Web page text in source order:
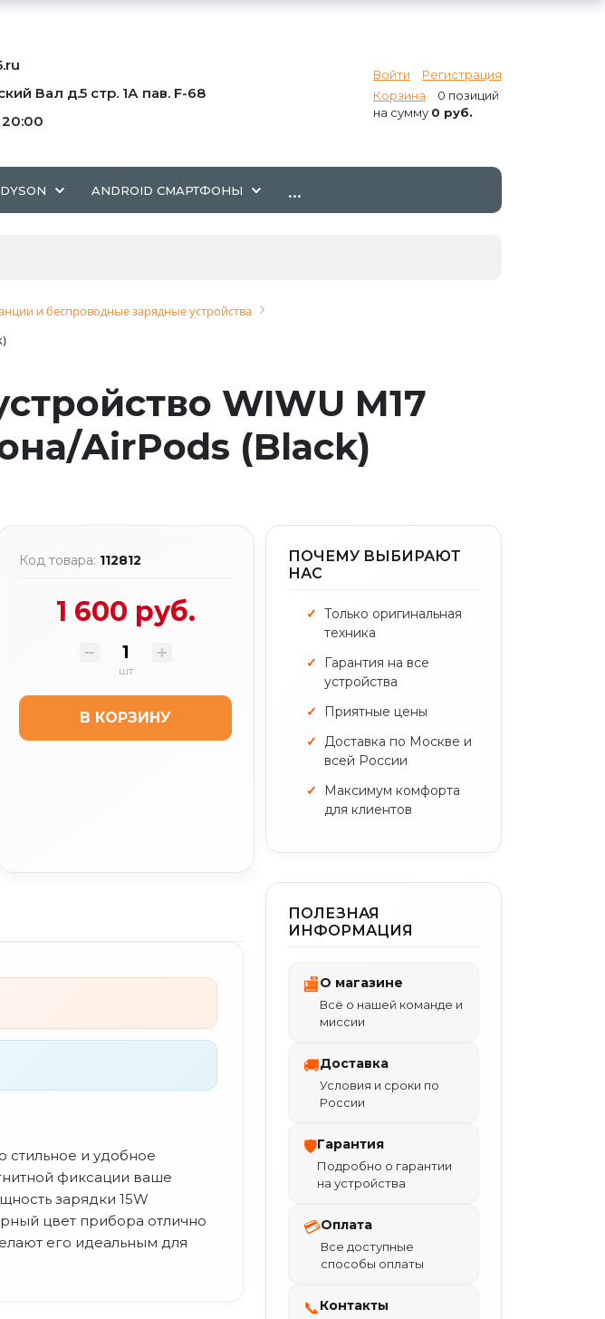
Войти
Регистрация
Корзина
0 позиций
на сумму 0 руб.
Вал д.5 стр. 1А пав. F-68
DYSON ANDROID СМАРТФОНЫ ...
и беспроводные зарядные устройства
WIWU M17
AirPods (Black)
Код товара: 112812
1 600 руб.
шт
В КОРЗИНУ
стильное и удобное
фиксации ваше
зарядки 15W
цвет прибора отлично
его идеальным для
ПОЧЕМУ ВЫБИРАЮТ
НАС
Только оригинальная
техника
Гарантия на все
устройства
Приятные цены
Доставка по Москве и
всей России
Максимум комфорта
для клиентов
ПОЛЕЗНАЯ
ИНФОРМАЦИЯ
🏬О магазине
Всё о нашей команде и
миссии
🚚Доставка
Условия и сроки по
России
🛡Гарантия
Подробно о гарантии
на устройства
💳Оплата
Все доступные
способы оплаты
📞Контакты